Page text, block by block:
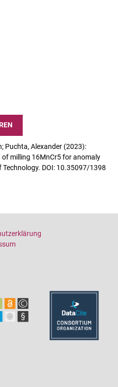
Puchta, Alexander (2023):
milling 16MnCr5 for anomaly
DOI: 10.35097/1398